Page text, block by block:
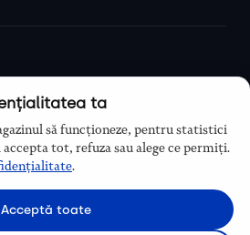
ta
să funcționeze, pentru statistici
tot, refuza sau alege ce permiți.
.
Acceptă toate